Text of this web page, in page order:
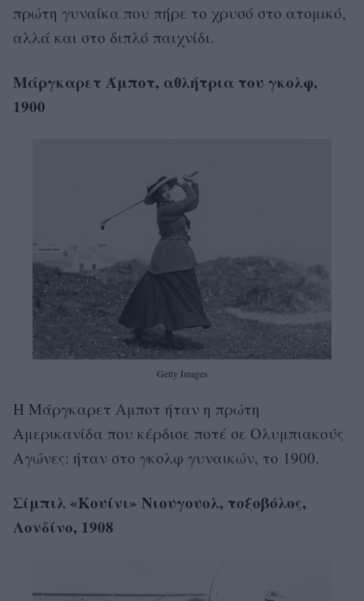
πρώτη γυναίκα που πήρε το χρυσό στο ατομικό,
αλλά και στο διπλό παιχνίδι.
Μάργκαρετ Άμποτ, αθλήτρια του γκολφ,
1900
Getty Images
Η Μάργκαρετ Αμποτ ήταν η πρώτη
Αμερικανίδα που κέρδισε ποτέ σε Ολυμπιακούς
Αγώνες: ήταν στο γκολφ γυναικών, το 1900.
Σίμπιλ «Κουίνι» Νιουγουολ, τοξοβόλος,
Λονδίνο, 1908